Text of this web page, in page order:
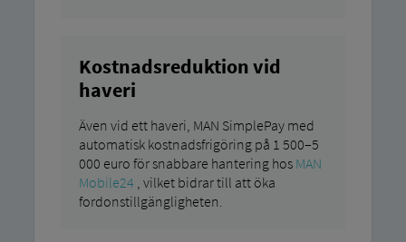
Kostnadsreduktion vid
haveri
Även vid ett haveri, MAN SimplePay med
automatisk kostnadsfrigöring på 1 500–5
000 euro för snabbare hantering hos MAN
Mobile24 , vilket bidrar till att öka
fordonstillgängligheten.